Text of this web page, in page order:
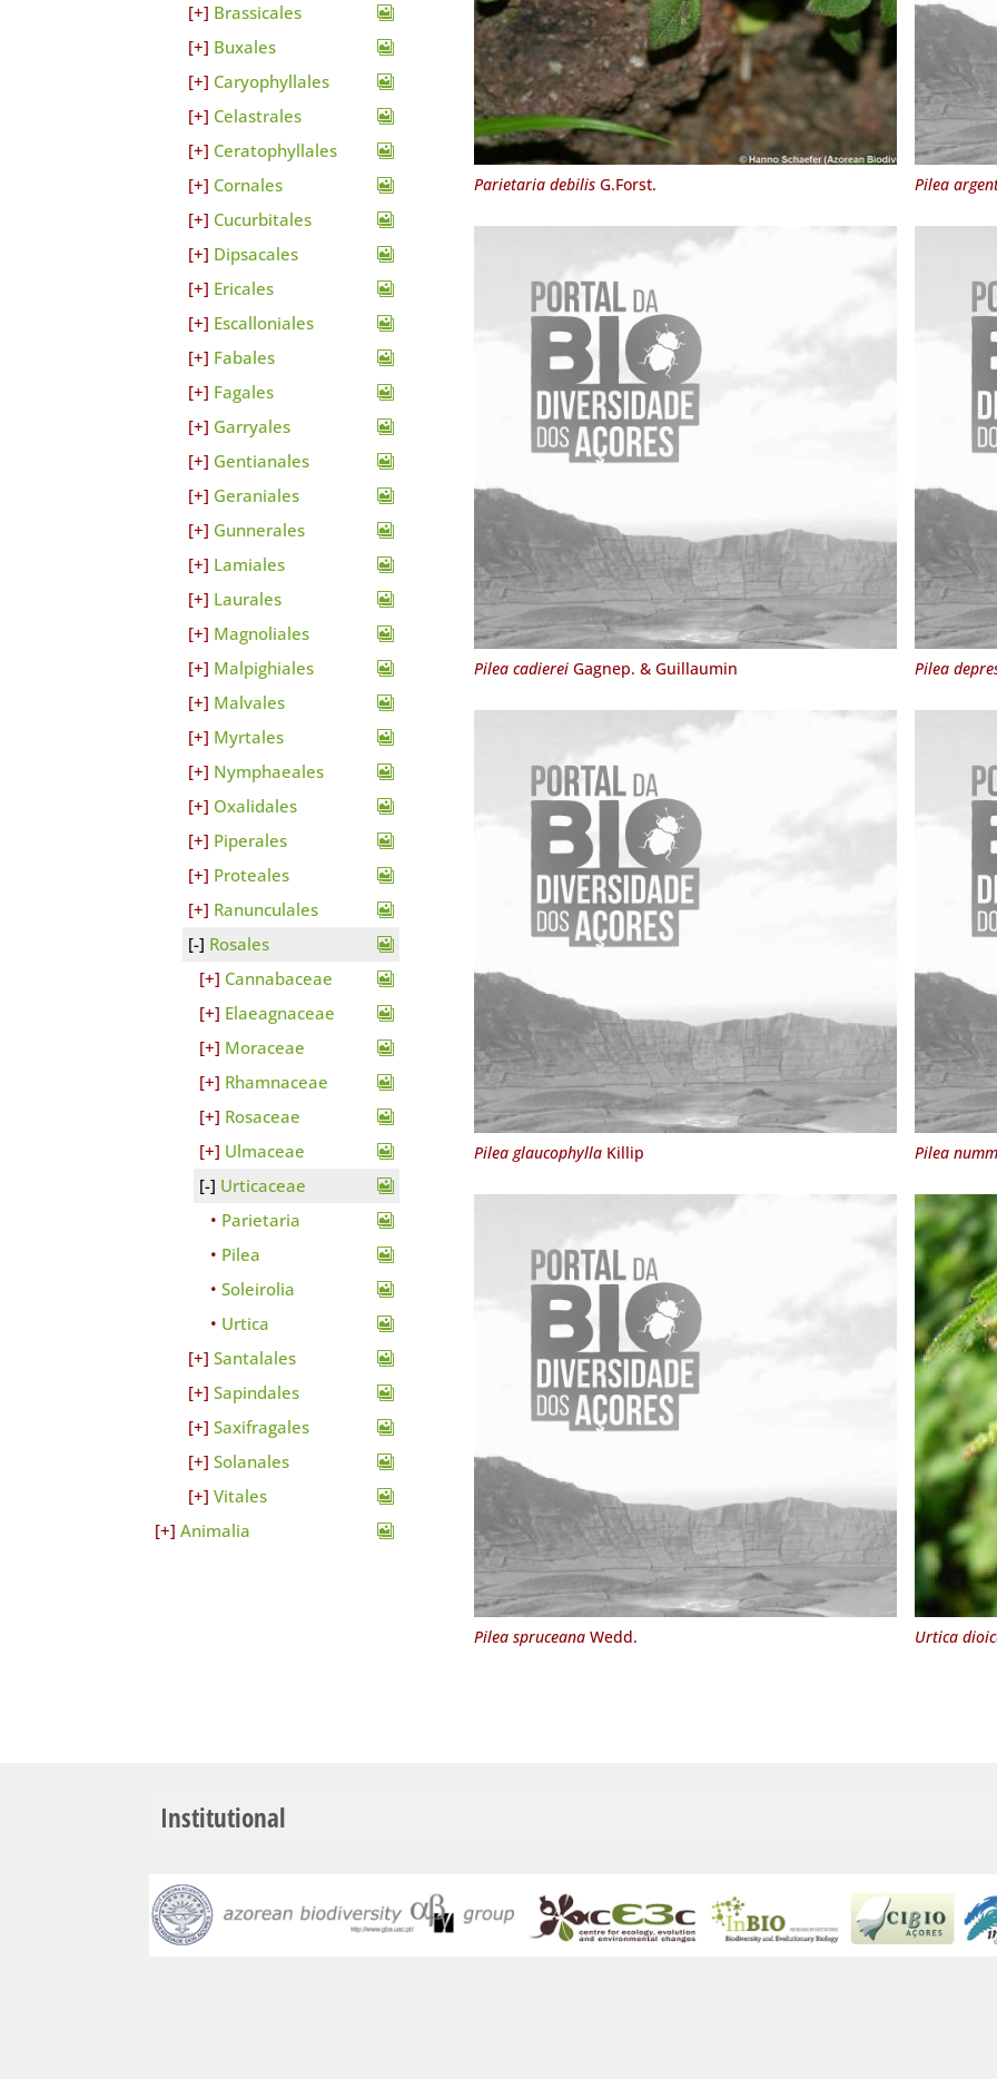
Brassicales
Buxales
Caryophyllales
Celastrales
Ceratophyllales
Cornales
Cucurbitales
Dipsacales
Ericales
Escalloniales
Fabales
Fagales
Garryales
Gentianales
Geraniales
Gunnerales
Lamiales
Laurales
Magnoliales
Malpighiales
Malvales
Myrtales
Nymphaeales
Oxalidales
Piperales
Proteales
Ranunculales
Rosales
Cannabaceae
Elaeagnaceae
Moraceae
Rhamnaceae
Rosaceae
Ulmaceae
Urticaceae
Parietaria
Pilea
Soleirolia
Urtica
Santalales
Sapindales
Saxifragales
Solanales
Vitales
Animalia
Parietaria debilisG.Forst. Pilea
Pilea cadiereiGagnep. & Guillaumin Pilea
Pilea glaucophyllaKillip Pilea
Pilea spruceanaWedd. Urtica
Institutional